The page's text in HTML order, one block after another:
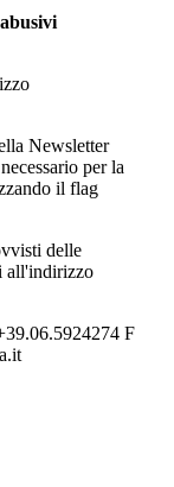
Newsletter
per la
il flag
delle
all'indirizzo
F